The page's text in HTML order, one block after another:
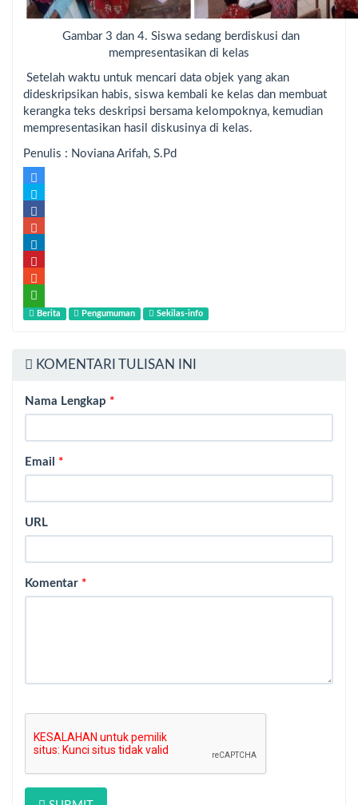
Gambar 3 dan 4. Siswa sedang berdiskusi dan
mempresentasikan di kelas
Setelah waktu untuk mencari data objek yang akan
dideskripsikan habis, siswa kembali ke kelas dan membuat
kerangka teks deskripsi bersama kelompoknya, kemudian
mempresentasikan hasil diskusinya di kelas.
Penulis : Noviana Arifah, S.Pd
Berita Pengumuman Sekilas-info
KOMENTARI TULISAN INI
Nama Lengkap *
Email *
URL
Komentar *